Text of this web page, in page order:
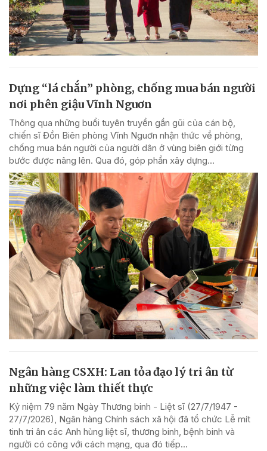
Dựng “lá chắn” phòng, chống mua bán người
nơi phên giậu Vĩnh Nguơn
Thông qua những buổi tuyên truyền gần gũi của cán bộ,
chiến sĩ Đồn Biên phòng Vĩnh Nguơn nhận thức về phòng,
chống mua bán người của người dân ở vùng biên giới từng
bước được nâng lên. Qua đó, góp phần xây dựng...
Ngân hàng CSXH: Lan tỏa đạo lý tri ân từ
những việc làm thiết thực
Kỷ niệm 79 năm Ngày Thương binh - Liệt sĩ (27/7/1947 -
27/7/2026), Ngân hàng Chính sách xã hội đã tổ chức Lễ mít
tinh tri ân các Anh hùng liệt sĩ, thương binh, bệnh binh và
người có công với cách mạng, qua đó tiếp...